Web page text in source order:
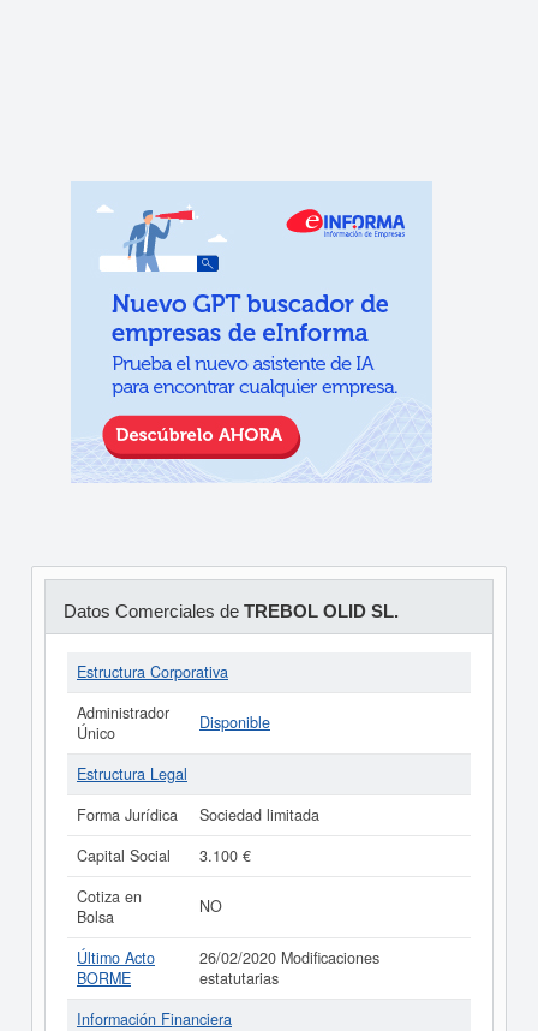
Datos Comerciales de TREBOL OLID SL.
Estructura Corporativa
Administrador
Único
Disponible
Estructura Legal
Forma Jurídica
Sociedad limitada
Capital Social
3.100 €
Cotiza en
Bolsa
NO
Último Acto
BORME
26/02/2020 Modificaciones
estatutarias
Información Financiera